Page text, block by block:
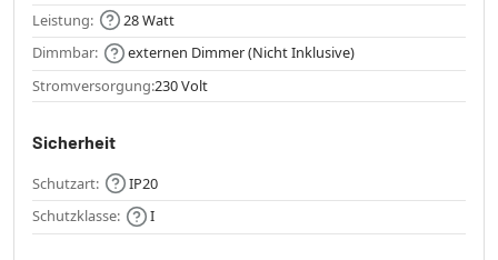
Leistung:
28 Watt
Dimmbar:
externen Dimmer (Nicht Inklusive)
Stromversorgung:230 Volt
Sicherheit
Schutzart:
IP20
Schutzklasse:
I